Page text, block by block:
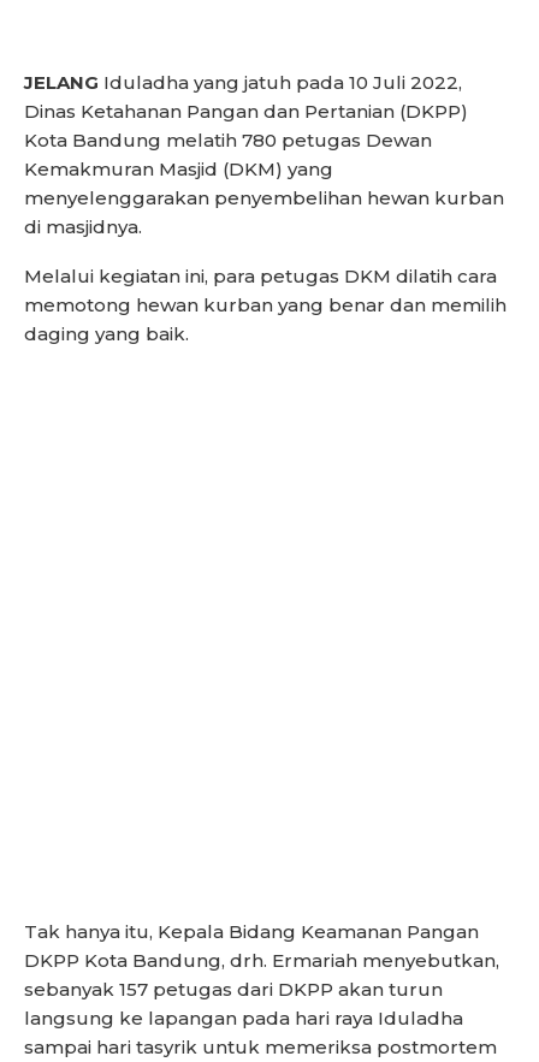
JELANG Iduladha yang jatuh pada 10 Juli 2022,
Dinas Ketahanan Pangan dan Pertanian (DKPP)
Kota Bandung melatih 780 petugas Dewan
Kemakmuran Masjid (DKM) yang
menyelenggarakan penyembelihan hewan kurban
di masjidnya.
Melalui kegiatan ini, para petugas DKM dilatih cara
memotong hewan kurban yang benar dan memilih
daging yang baik.
Tak hanya itu, Kepala Bidang Keamanan Pangan
DKPP Kota Bandung, drh. Ermariah menyebutkan,
sebanyak 157 petugas dari DKPP akan turun
langsung ke lapangan pada hari raya Iduladha
sampai hari tasyrik untuk memeriksa postmortem